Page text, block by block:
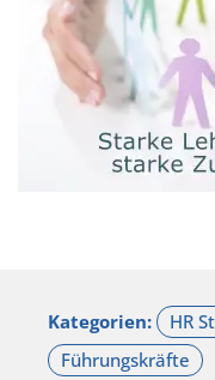
Kategorien: